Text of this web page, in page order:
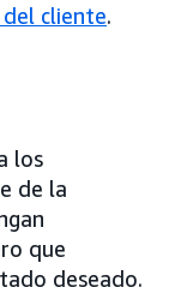
cliente.
los
de la
que
deseado.